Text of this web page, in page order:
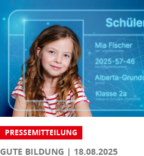
PRESSEMITTEILUNG
GUTE BILDUNG 18.08.2025